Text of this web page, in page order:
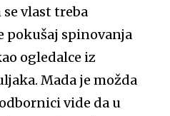
vlast treba
pokušaj spinovanja
ogledalce iz
Mada je možda
vide da u